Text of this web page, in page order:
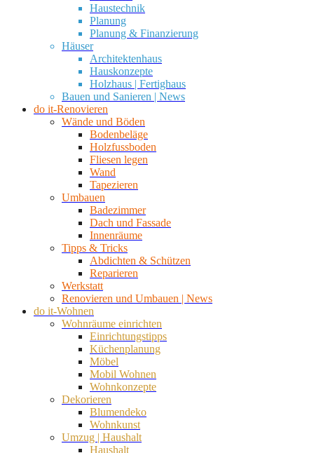
Haustechnik
Planung
Planung & Finanzierung
Häuser
Architektenhaus
Hauskonzepte
Holzhaus | Fertighaus
Bauen und Sanieren | News
do it-Renovieren
Wände und Böden
Bodenbeläge
Holzfussboden
Fliesen legen
Wand
Tapezieren
Umbauen
Badezimmer
Dach und Fassade
Innenräume
Tipps & Tricks
Abdichten & Schützen
Reparieren
Werkstatt
Renovieren und Umbauen | News
do it-Wohnen
Wohnräume einrichten
Einrichtungstipps
Küchenplanung
Möbel
Mobil Wohnen
Wohnkonzepte
Dekorieren
Blumendeko
Wohnkunst
Umzug | Haushalt
Haushalt